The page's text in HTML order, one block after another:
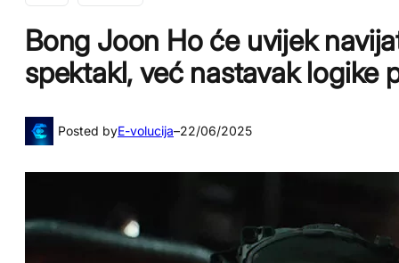
Bong Joon Ho će uvijek
spektakl, već nastavak logike
Posted byE-volucija–22/06/2025